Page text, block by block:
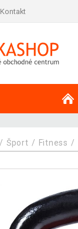
Kontakt
Šport Fitness